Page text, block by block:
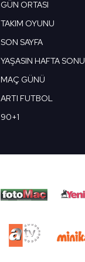
GÜN ORTASI
TAKIM OYUNU
SON SAYFA
YAŞASIN HAFTA SONU
MAÇ GÜNÜ
ARTI FUTBOL
90+1